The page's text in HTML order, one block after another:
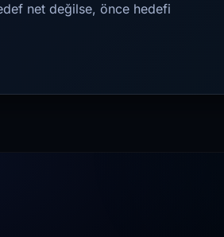
net değilse, önce hedefi